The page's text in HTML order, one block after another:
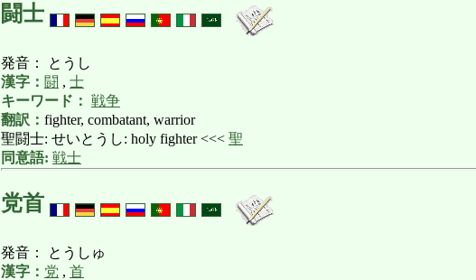
闘士
発音： とうし
漢字： 闘 , 士
キーワード： 戦争
翻訳： fighter, combatant, warrior
聖闘士: せいとうし: holy fighter <<< 聖
同意語: 戦士
党首
発音： とうしゅ
漢字： 党 , 首